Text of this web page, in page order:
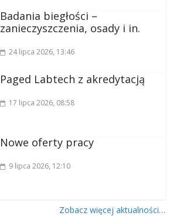
Badania biegłości –
zanieczyszczenia, osady i in.
24 lipca 2026, 13:46
Paged Labtech z akredytacją
17 lipca 2026, 08:58
Nowe oferty pracy
9 lipca 2026, 12:10
Zobacz więcej aktualności…